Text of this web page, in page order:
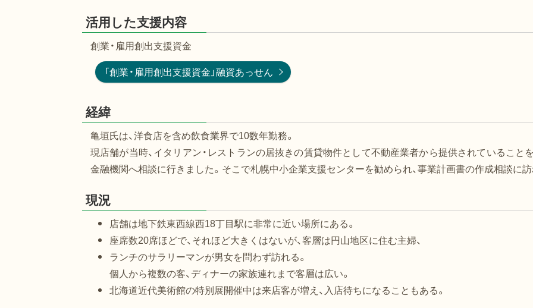
活用した支援内容
創業・雇用創出支援資金
「創業・雇用創出支援資金」融資あっせん
経緯
亀垣氏は、洋食店を含め飲食業界で10数年勤務。
現店舗が当時、イタリアン・レストランの居抜きの賃貸物件として不動産業者から提供されていること
金融機関へ相談に行きました。そこで札幌中小企業支援センターを勧められ、事業計画書の作成相談に訪
現況
店舗は地下鉄東西線西18丁目駅に非常に近い場所にある。
座席数20席ほどで、それほど大きくはないが、客層は円山地区に住む主婦、
ランチのサラリーマンが男女を問わず訪れる。
個人から複数の客、ディナーの家族連れまで客層は広い。
北海道近代美術館の特別展開催中は来店客が増え、入店待ちになることもある。